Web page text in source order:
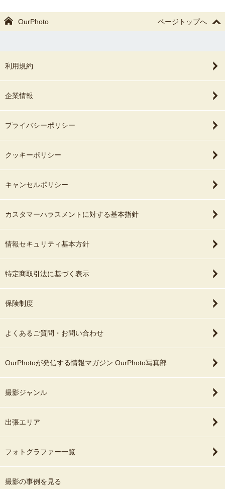
OurPhoto ページトップへ
利用規約
企業情報
プライバシーポリシー
クッキーポリシー
キャンセルポリシー
カスタマーハラスメントに対する基本指針
情報セキュリティ基本方針
特定商取引法に基づく表示
保険制度
よくあるご質問・お問い合わせ
OurPhotoが発信する情報マガジン OurPhoto写真部
撮影ジャンル
出張エリア
フォトグラファー一覧
撮影の事例を見る